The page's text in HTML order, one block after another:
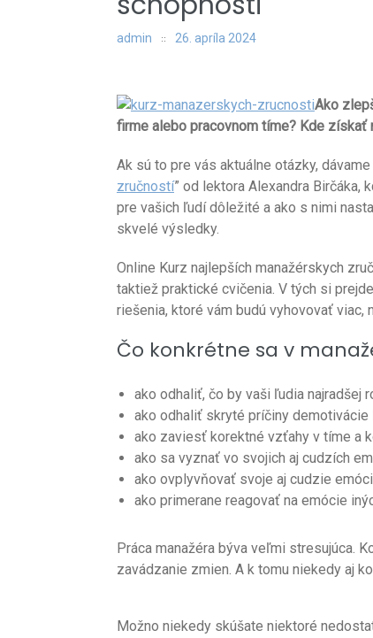
admin 26. apríla 2024
Ako
firme alebo pracovnom tíme? Kde
Ak sú to pre vás aktuálne otázky,
zručností” od lektora Alexandra Birčáka,
pre vašich ľudí dôležité a ako s nimi
skvelé výsledky.
Online Kurz najlepších manažérskych
taktiež praktické cvičenia. V tých si
riešenia, ktoré vám budú vyhovovať viac,
Čo konkrétne sa v
ako odhaliť, čo by vaši ľudia najradšej
ako odhaliť skryté príčiny demotivácie
ako zaviesť korektné vzťahy v tíme a
ako sa vyznať vo svojich aj cudzích
ako ovplyvňovať svoje aj cudzie
ako primerane reagovať na emócie
Práca manažéra býva veľmi stresujúca.
zavádzanie zmien. A k tomu niekedy aj
Možno niekedy skúšate niektoré